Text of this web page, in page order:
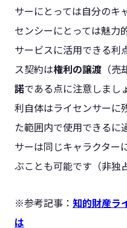
サーにとっては自分のキ
センシーにとっては魅力
サービスに活用できる利
ス契約は権利の譲渡 （
諾である点に注意しまし
利自体はライセンサーに
た範囲内で使用できるに
サーは同じキャラクター
ぶことも可能です（非独
※参考記事： 知的財産ラ
は